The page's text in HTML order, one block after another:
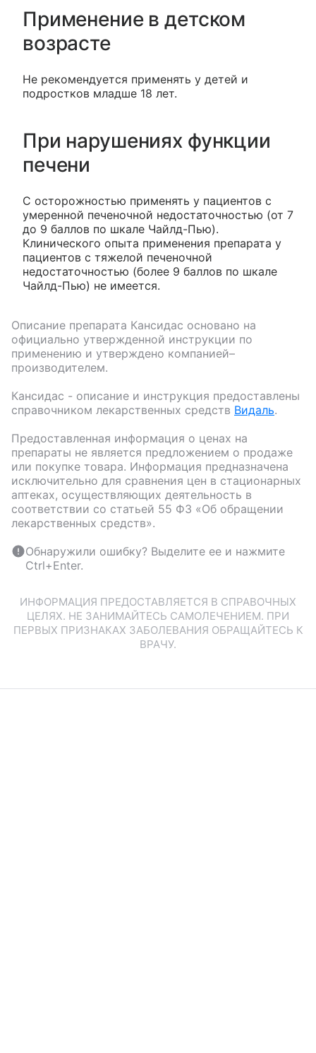
Применение в детском
возрасте
Не рекомендуется применять у детей и
подростков младше 18 лет.
При нарушениях функции
печени
С осторожностью применять у пациентов с
умеренной печеночной недостаточностью (от 7
до 9 баллов по шкале Чайлд-Пью).
Клинического опыта применения препарата у
пациентов с тяжелой печеночной
недостаточностью (более 9 баллов по шкале
Чайлд-Пью) не имеется.
Описание препарата Кансидас основано на
официально утвержденной инструкции по
применению и утверждено компанией–
производителем.
Кансидас - описание и инструкция предоставлены
справочником лекарственных средств Видаль.
Предоставленная информация о ценах на
препараты не является предложением о продаже
или покупке товара. Информация предназначена
исключительно для сравнения цен в стационарных
аптеках, осуществляющих деятельность в
соответствии со статьей 55 ФЗ «Об обращении
лекарственных средств».
Обнаружили ошибку? Выделите ее и нажмите
Ctrl+Enter.
ИНФОРМАЦИЯ ПРЕДОСТАВЛЯЕТСЯ В СПРАВОЧНЫХ
ЦЕЛЯХ. НЕ ЗАНИМАЙТЕСЬ САМОЛЕЧЕНИЕМ. ПРИ
ПЕРВЫХ ПРИЗНАКАХ ЗАБОЛЕВАНИЯ ОБРАЩАЙТЕСЬ К
ВРАЧУ.